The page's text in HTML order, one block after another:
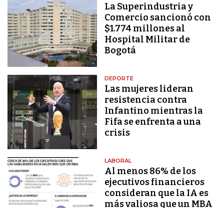
La Superindustria y
Comercio sancionó con
$1.774 millones al
Hospital Militar de
Bogotá
DEPORTE
Las mujeres lideran
resistencia contra
Infantino mientras la
Fifa se enfrenta a una
crisis
LABORAL
Al menos 86% de los
ejecutivos financieros
consideran que la IA es
más valiosa que un MBA